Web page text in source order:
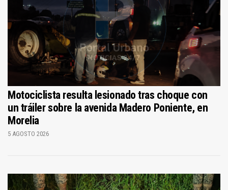
Motociclista resulta lesionado tras choque con
un tráiler sobre la avenida Madero Poniente, en
Morelia
5 AGOSTO 2026